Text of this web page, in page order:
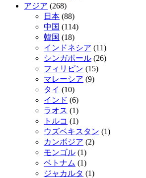
アジア (268)
日本 (88)
中国 (114)
韓国 (18)
インドネシア (11)
シンガポール (26)
フィリピン (15)
マレーシア (9)
タイ (10)
インド (6)
ラオス (1)
トルコ (1)
ウズベキスタン (1)
カンボジア (2)
モンゴル (1)
ベトナム (1)
ジャカルタ (1)